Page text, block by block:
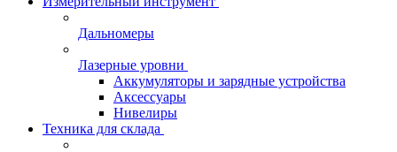
Дальномеры
Лазерные уровни
Аккумуляторы и зарядные устройства
Аксессуары
Нивелиры
Техника для склада